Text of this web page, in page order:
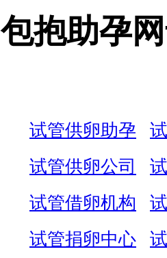
包抱助孕
试管供卵助孕
试管供卵公司
试管借卵机构
试管捐卵中心